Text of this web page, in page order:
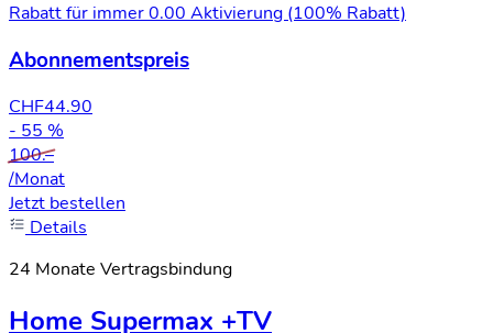
Rabatt für immer0.00 Aktivierung (100% Rabatt)
Abonnementspreis
CHF44.90
- 55 %
100.–
/Monat
Jetzt bestellen
Details
24 Monate Vertragsbindung
Home Supermax +TV